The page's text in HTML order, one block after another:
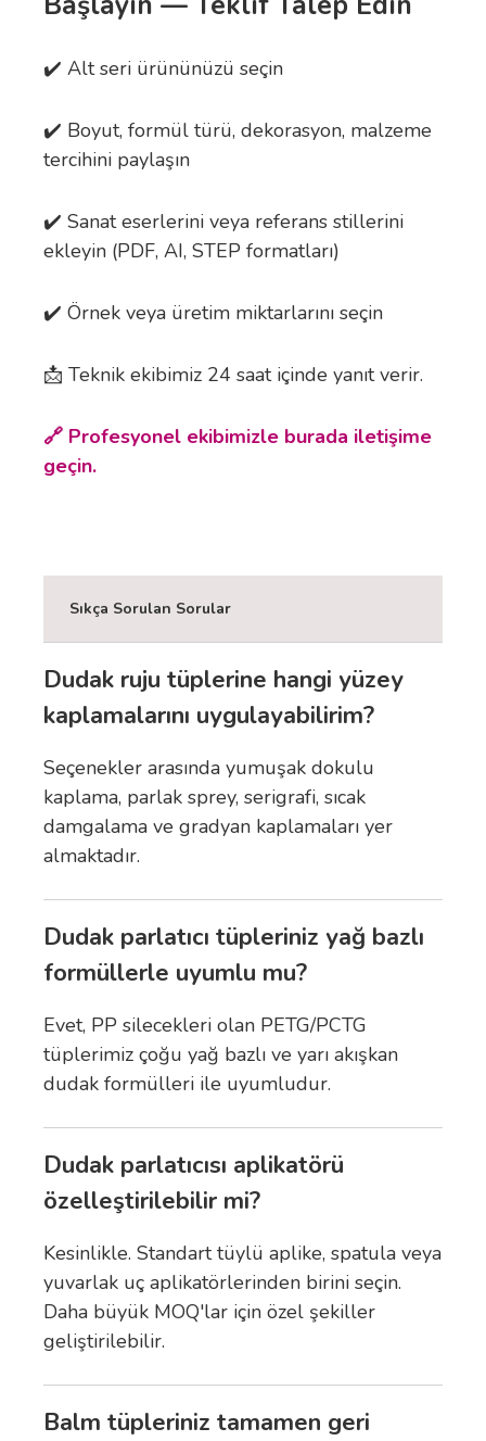
✔️ Alt seri ürününüzü seçin
✔️ Boyut, formül türü, dekorasyon, malzeme
tercihini paylaşın
✔️ Sanat eserlerini veya referans stillerini
ekleyin (PDF, AI, STEP formatları)
✔️ Örnek veya üretim miktarlarını seçin
📩 Teknik ekibimiz 24 saat içinde yanıt verir.
🔗 Profesyonel ekibimizle burada iletişime
geçin.
Sıkça Sorulan Sorular
Dudak ruju tüplerine hangi yüzey
kaplamalarını uygulayabilirim?
Seçenekler arasında yumuşak dokulu
kaplama, parlak sprey, serigrafi, sıcak
damgalama ve gradyan kaplamaları yer
almaktadır.
Dudak parlatıcı tüpleriniz yağ bazlı
formüllerle uyumlu mu?
Evet, PP silecekleri olan PETG/PCTG
tüplerimiz çoğu yağ bazlı ve yarı akışkan
dudak formülleri ile uyumludur.
Dudak parlatıcısı aplikatörü
özelleştirilebilir mi?
Kesinlikle. Standart tüylü aplike, spatula veya
yuvarlak uç aplikatörlerinden birini seçin.
Daha büyük MOQ'lar için özel şekiller
geliştirilebilir.
Balm tüpleriniz tamamen geri